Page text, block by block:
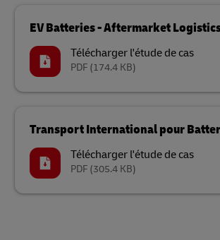
EV Batteries - Aftermarket
Télécharger l'étude de cas
PDF (174.4 KB)
Transport International pour
Télécharger l'étude de cas
PDF (305.4 KB)